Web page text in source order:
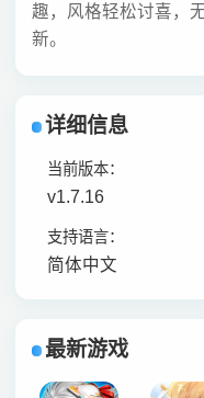
趣，风格轻松讨喜，
新。
详细信息
当前版本：
v1.7.16
支持语言：
简体中文
最新游戏